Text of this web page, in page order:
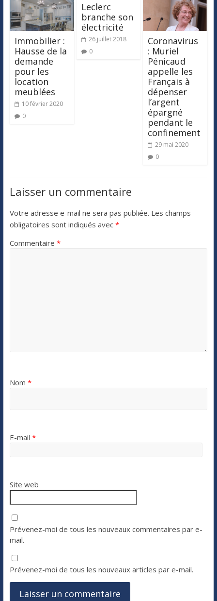
Immobilier :
Hausse de la
demande
pour les
location
meublées
10 février 2020
0
Leclerc
branche son
électricité
26 juillet 2018
0
Coronavirus
: Muriel
Pénicaud
appelle les
Français à
dépenser
l’argent
épargné
pendant le
confinement
29 mai 2020
0
Laisser un commentaire
Votre adresse e-mail ne sera pas publiée. Les champs
obligatoires sont indiqués avec *
Commentaire *
Nom *
E-mail *
Site web
Prévenez-moi de tous les nouveaux commentaires par e-
mail.
Prévenez-moi de tous les nouveaux articles par e-mail.